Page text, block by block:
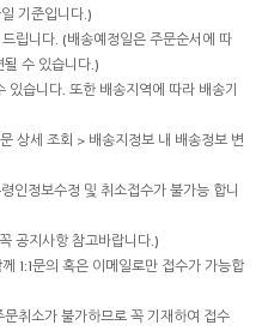
기준입니다.)
립니다. (배송예정일은 주문순서에 따
될 수 있습니다.)
습니다. 또한 배송지역에 따라 배송기
상세 조회 > 배송지정보 내 배송정보 변
인정보수정 및 취소접수가 불가능 합니
공지사항 참고바랍니다.)
1:1문의 혹은 이메일로만 접수가 가능합
취소가 불가하므로 꼭 기재하여 접수